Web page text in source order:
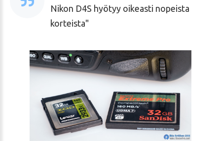
Nikon D4S hyötyy oikeasti nopeista
korteista